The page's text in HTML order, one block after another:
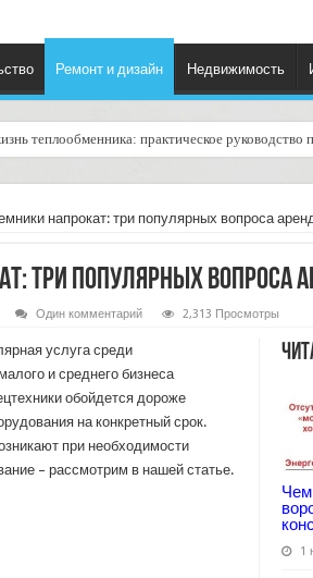
Ремонт и дизайн Недвижимость
теплообменника: практическое
недооценённый ресурс для тепла, экономии и
напрокат: три популярных вопроса
три популярных вопроса
Один комментарий 2,313 Просмотры
1
услуга среди
и среднего бизнеса
обойдется дороже
на конкретный срок.
при необходимости
– рассмотрим в нашей статье.